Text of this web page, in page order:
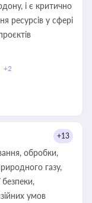
і є критично
ресурсів у сфері
+2
+13
обробки,
газу,
умов